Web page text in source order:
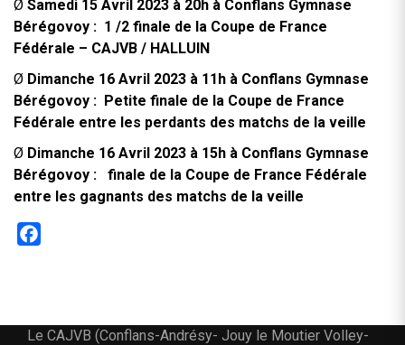
Ø Samedi 15 Avril 2023 à 20h à Conflans Gymnase
Bérégovoy : 1 /2 finale de la Coupe de France
Fédérale – CAJVB / HALLUIN
Ø Dimanche 16 Avril 2023 à 11h à Conflans Gymnase
Bérégovoy : Petite finale de la Coupe de France
Fédérale entre les perdants des matchs de la veille
Ø Dimanche 16 Avril 2023 à 15h à Conflans Gymnase
Bérégovoy : finale de la Coupe de France Fédérale
entre les gagnants des matchs de la veille
Le CAJVB (Conflans-Andrésy- Jouy le Moutier Volley-